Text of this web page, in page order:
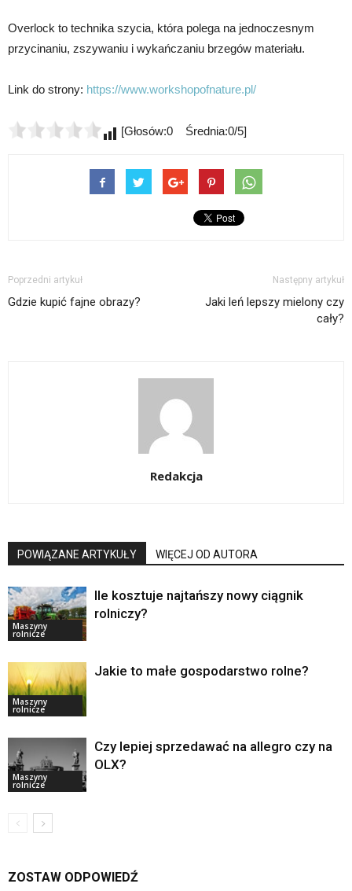
Overlock to technika szycia, która polega na jednoczesnym
przycinaniu, zszywaniu i wykańczaniu brzegów materiału.
Link do strony: https://www.workshopofnature.pl/
[Głosów:0 Średnia:0/5]
Poprzedni artykuł
Gdzie kupić fajne obrazy?
Następny artykuł
Jaki leń lepszy mielony czy
cały?
Redakcja
POWIĄZANE ARTYKUŁY WIĘCEJ OD AUTORA
Maszyny
rolnicze
Ile kosztuje najtańszy nowy ciągnik
rolniczy?
Maszyny
rolnicze
Jakie to małe gospodarstwo rolne?
Maszyny
rolnicze
Czy lepiej sprzedawać na allegro czy na
OLX?
ZOSTAW ODPOWIEDŹ